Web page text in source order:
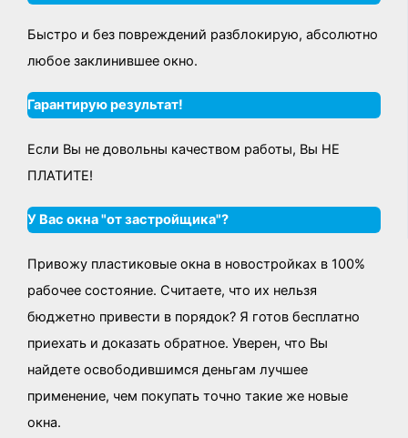
Быстро и без повреждений разблокирую, абсолютно
любое заклинившее окно.
Гарантирую результат!
Если Вы не довольны качеством работы, Вы НЕ
ПЛАТИТЕ!
У Вас окна "от застройщика"?
Привожу пластиковые окна в новостройках в 100%
рабочее состояние. Считаете, что их нельзя
бюджетно привести в порядок? Я готов бесплатно
приехать и доказать обратное. Уверен, что Вы
найдете освободившимся деньгам лучшее
применение, чем покупать точно такие же новые
окна.